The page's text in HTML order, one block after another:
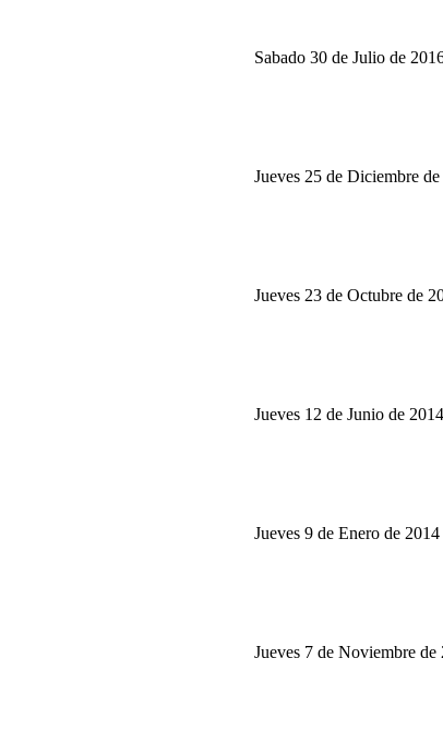
Sabado 30 de Julio de
Jueves 25 de Diciembre
Jueves 23 de Octubre de
Jueves 12 de Junio de 2014
Jueves 9 de Enero de 2014
Jueves 7 de Noviembre de